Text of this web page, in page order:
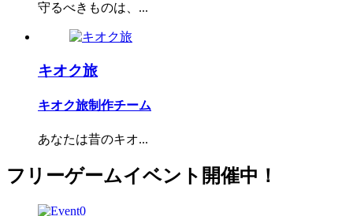
守るべきものは、...
キオク旅
キオク旅制作チーム
あなたは昔のキオ...
フリーゲームイベント開催中！